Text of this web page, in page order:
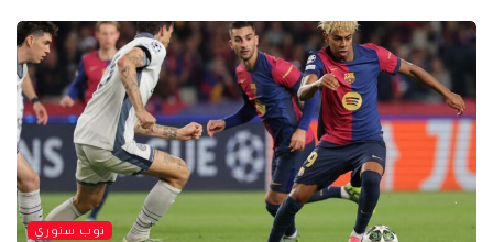
توب ستوري